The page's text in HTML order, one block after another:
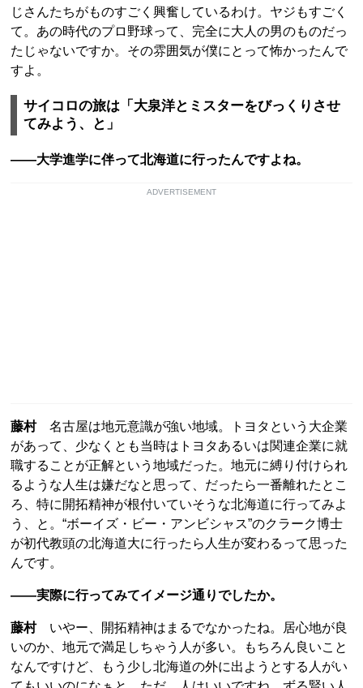
じさんたちがものすごく興奮しているわけ。ヤジもすごく
て。あの時代のプロ野球って、完全に大人の男のものだっ
たじゃないですか。その雰囲気が僕にとって怖かったんで
すよ。
サイコロの旅は「大泉洋とミスターをびっくりさせ
てみよう、と」
――大学進学に伴って北海道に行ったんですよね。
ADVERTISEMENT
藤村名古屋は地元意識が強い地域。トヨタという大企業
があって、少なくとも当時はトヨタあるいは関連企業に就
職することが正解という地域だった。地元に縛り付けられ
るような人生は嫌だなと思って、だったら一番離れたとこ
ろ、特に開拓精神が根付いていそうな北海道に行ってみよ
う、と。“ボーイズ・ビー・アンビシャス”のクラーク博士
が初代教頭の北海道大に行ったら人生が変わるって思った
んです。
――実際に行ってみてイメージ通りでしたか。
藤村いやー、開拓精神はまるでなかったね。居心地が良
いのか、地元で満足しちゃう人が多い。もちろん良いこと
なんですけど、もう少し北海道の外に出ようとする人がい